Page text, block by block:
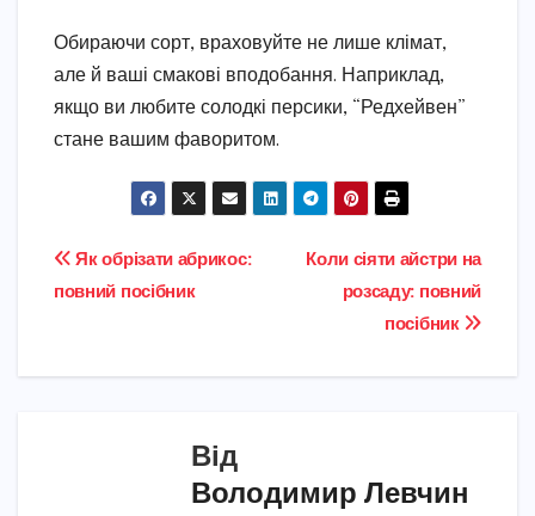
Обираючи сорт, враховуйте не лише клімат,
але й ваші смакові вподобання. Наприклад,
якщо ви любите солодкі персики, “Редхейвен”
стане вашим фаворитом.
Навігація
Коли сіяти айстри на
розсаду: повний
посібник
Як обрізати абрикос:
повний посібник
Від
Володимир Левчин